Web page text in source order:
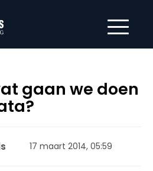
gaan we doen
17 maart 2014, 05:59